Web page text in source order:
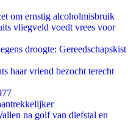
om ernstig alcoholmisbruik
vliegveld voedt vrees voor
droogte: Gereedschapskist
haar vriend bezocht terecht
na golf van diefstal en